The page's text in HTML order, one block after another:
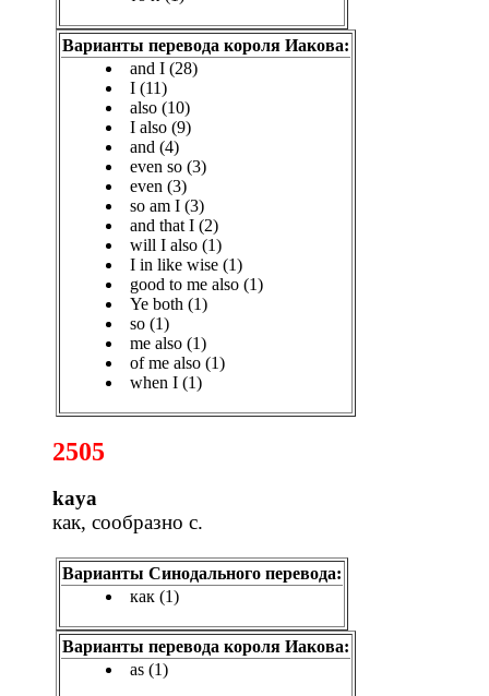
Варианты перевода короля Иакова:
and I (28)
I (11)
also (10)
I also (9)
and (4)
even so (3)
even (3)
so am I (3)
and that I (2)
will I also (1)
I in like wise (1)
good to me also (1)
Ye both (1)
so (1)
me also (1)
of me also (1)
when I (1)
2505
kaya
как, сообразно с.
Варианты Синодального перевода:
как (1)
Варианты перевода короля Иакова:
as (1)